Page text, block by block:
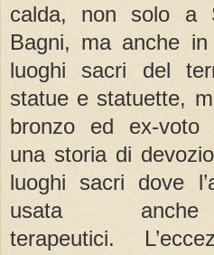
calda, non solo a
Bagni, ma anche
luoghi sacri del
statue e statuette,
bronzo ed ex-voto
una storia di
luoghi sacri dove
usata
terapeutici.